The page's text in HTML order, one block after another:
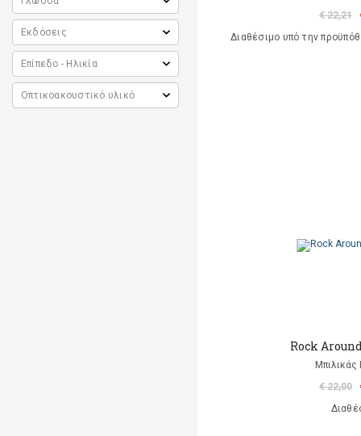
€ 22,21
Διαθέσιμο υπό την
Rock
Μπιλικάς
€ 22,00